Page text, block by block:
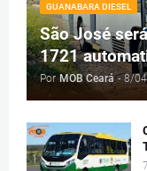
GUANABARA DIESEL
São José
1721
Por MOB Ceará - 8/